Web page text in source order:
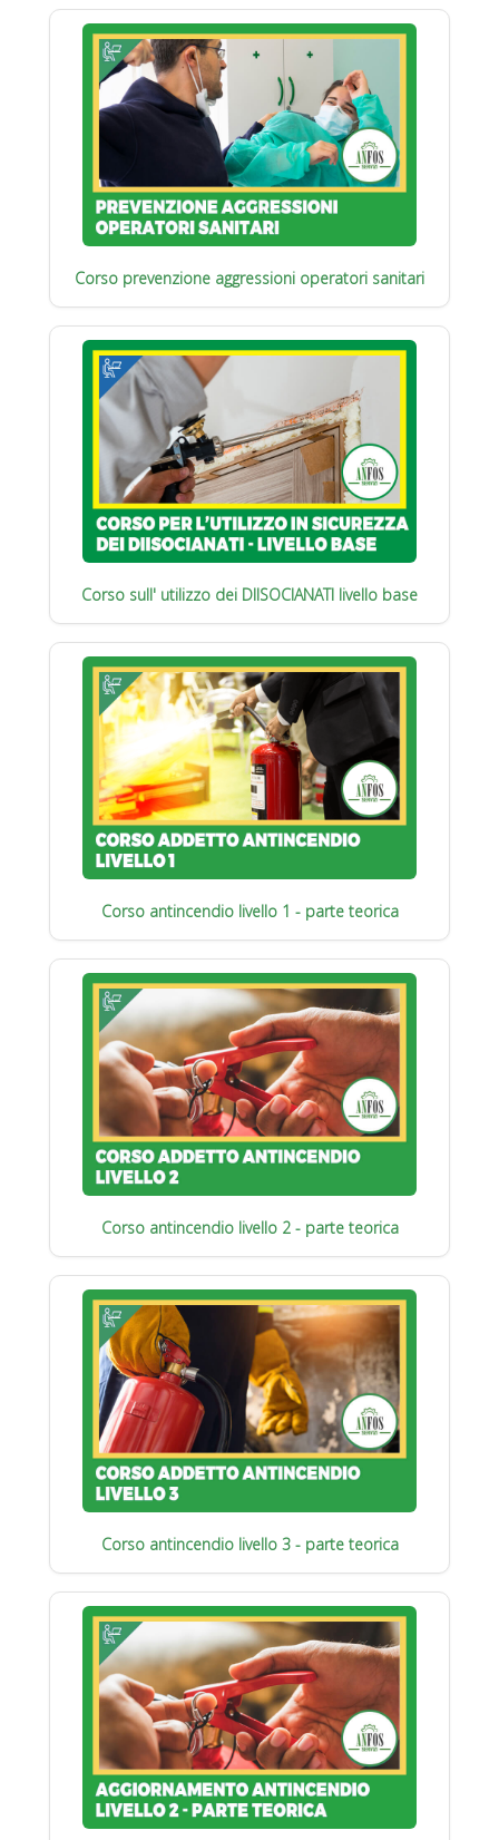
Corso prevenzione aggressioni operatori sanitari
Corso sull' utilizzo dei DIISOCIANATI livello base
Corso antincendio livello 1 - parte teorica
Corso antincendio livello 2 - parte teorica
Corso antincendio livello 3 - parte teorica